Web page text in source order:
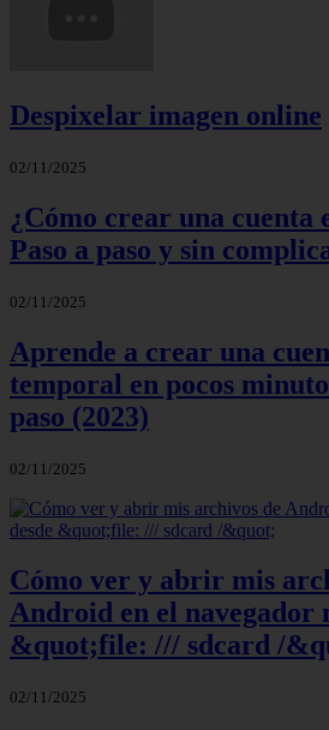
Despixelar imagen online
02/11/2025
¿Cómo crear una cuenta
Paso a paso y sin
02/11/2025
Aprende a crear una
temporal en pocos
paso (2023)
02/11/2025
Cómo ver y abrir mis
Android en el navegador
&quot;file: /// sdcard /
02/11/2025